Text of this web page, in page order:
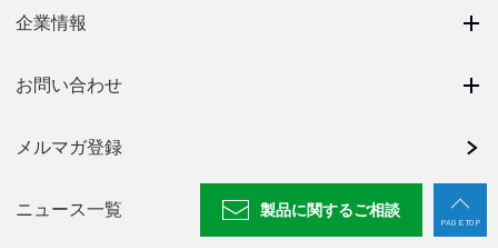
製品に関するご相談
PAGE TOP
企業情報
お問い合わせ
メルマガ登録
ニュース一覧